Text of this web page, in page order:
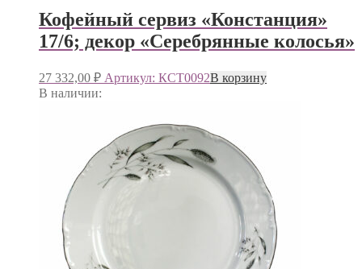
Кофейный сервиз «Констанция»
17/6; декор «Серебрянные колосья»
27 332,00 ₽ Артикул: КСТ0092В корзину
В наличии: